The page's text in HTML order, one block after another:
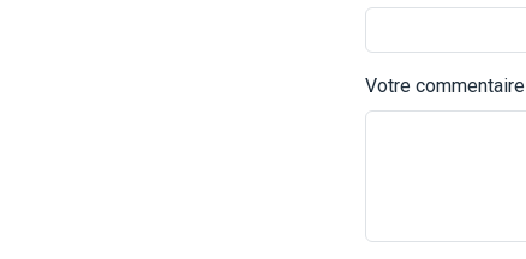
Votre commentaire